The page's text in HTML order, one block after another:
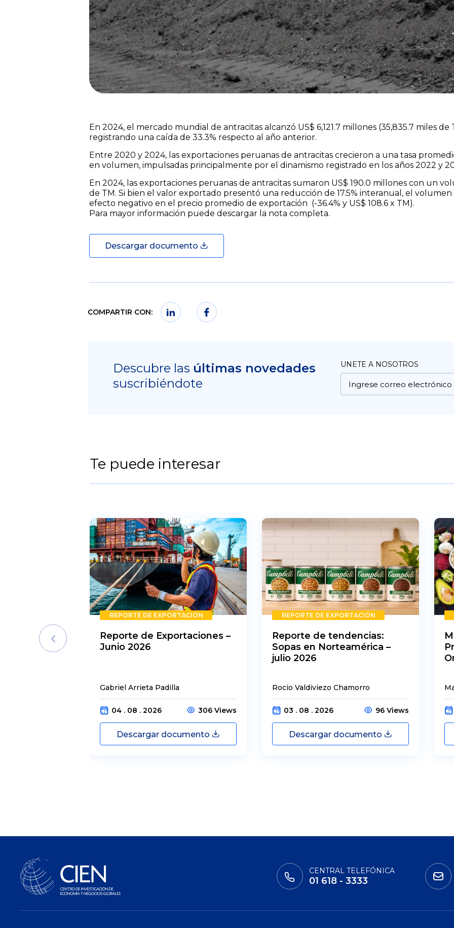
En 2024, el mercado mundial de antracitas alcanzó US$ 6,121.7 millones (35,835.7 miles de
registrando una caída de 33.3% respecto al año anterior.
Entre 2020 y 2024, las exportaciones peruanas de antracitas crecieron a una tasa
en volumen, impulsadas principalmente por el dinamismo registrado en los años 2022 y
En 2024, las exportaciones peruanas de antracitas sumaron US$ 190.0 millones con un
de TM. Si bien el valor exportado presentó una reducción de 17.5% interanual, el
efecto negativo en el precio promedio de exportación (-36.4% y US$ 108.6 x TM).
Para mayor información puede descargar la nota completa.
Descargar documento
COMPARTIR CON:
Descubre las últimas novedades
suscribiéndote
UNETE A NOSOTROS
Te puede interesar
REPORTE DE EXPORTACIÓN
Reporte de Exportaciones –
Junio 2026
Gabriel Arrieta Padilla
04 . 08 . 2026 306 Views
Descargar documento
REPORTE DE EXPORTACIÓN
Reporte de tendencias:
Sopas en Norteamérica –
julio 2026
Rocio Valdiviezo Chamorro
03 . 08 . 2026 96 Views
Descargar documento
CENTRAL TELEFÓNICA
01 618 - 3333